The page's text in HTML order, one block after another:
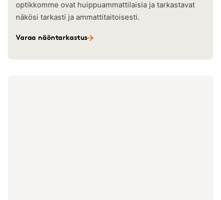
optikkomme ovat huippuammattilaisia ja tarkastavat
näkösi tarkasti ja ammattitaitoisesti.
Varaa näöntarkastus